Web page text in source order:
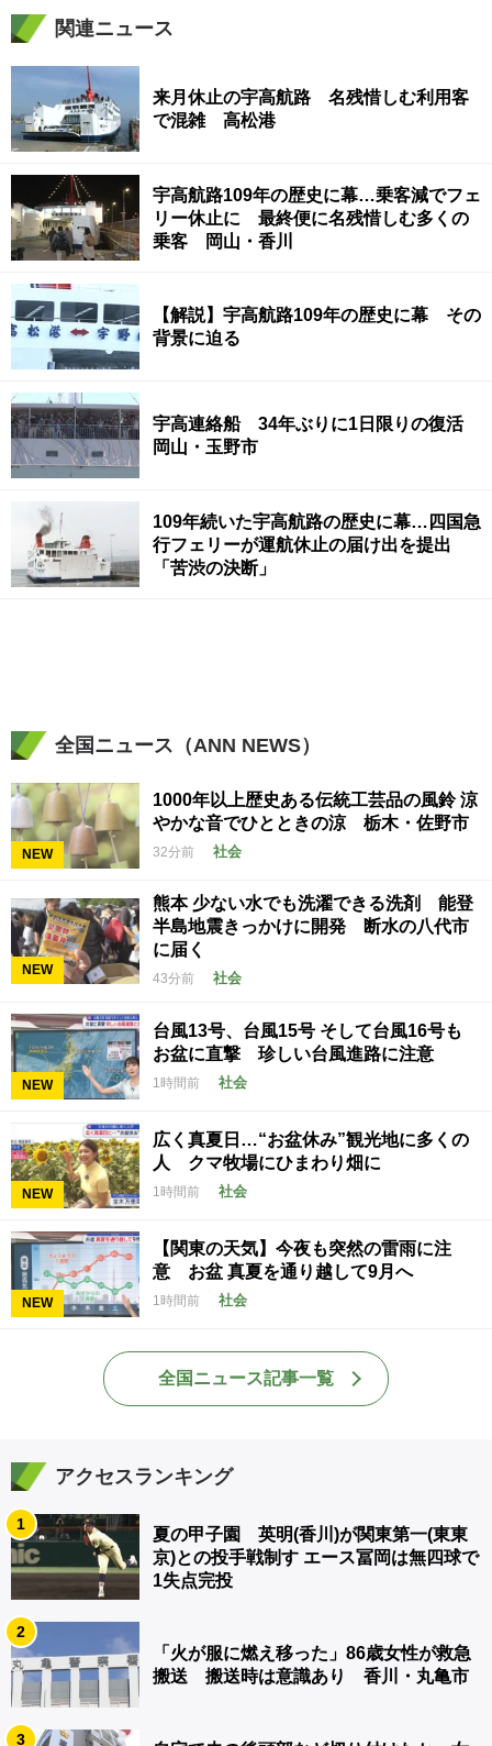
関連ニュース
来月休止の宇高航路 名残惜しむ利用客
で混雑 高松港
宇高航路109年の歴史に幕…乗客減でフェ
リー休止に 最終便に名残惜しむ多くの
乗客 岡山・香川
【解説】宇高航路109年の歴史に幕 その
背景に迫る
宇高連絡船 34年ぶりに1日限りの復活
岡山・玉野市
109年続いた宇高航路の歴史に幕…四国急
行フェリーが運航休止の届け出を提出
「苦渋の決断」
全国ニュース（ANN NEWS）
NEW
1000年以上歴史ある伝統工芸品の風鈴 涼
やかな音でひとときの涼 栃木・佐野市
32分前 社会
NEW
熊本 少ない水でも洗濯できる洗剤 能登
半島地震きっかけに開発 断水の八代市
に届く
43分前 社会
NEW
台風13号、台風15号 そして台風16号も
お盆に直撃 珍しい台風進路に注意
1時間前 社会
NEW
広く真夏日…“お盆休み”観光地に多くの
人 クマ牧場にひまわり畑に
1時間前 社会
NEW
【関東の天気】今夜も突然の雷雨に注
意 お盆 真夏を通り越して9月へ
1時間前 社会
全国ニュース記事一覧
アクセスランキング
1
夏の甲子園 英明(香川)が関東第一(東東
京)との投手戦制す エース冨岡は無四球で
1失点完投
2
「火が服に燃え移った」86歳女性が救急
搬送 搬送時は意識あり 香川・丸亀市
3